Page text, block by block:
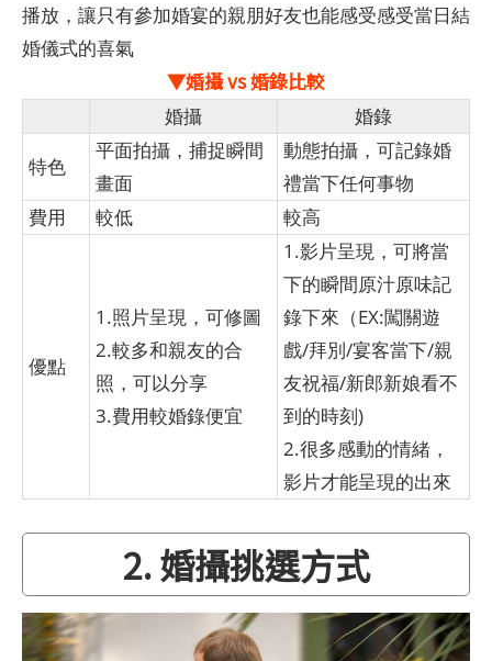
播放，讓只有參加婚宴的親朋好友也能感受感受當日結
婚儀式的喜氣
▼婚攝 vs 婚錄比較
婚攝
婚錄
特色
平面拍攝，捕捉瞬間
畫面
動態拍攝，可記錄婚
禮當下任何事物
費用
較低 較高
優點
1.照片呈現，可修圖
2.較多和親友的合
照，可以分享
3.費用較婚錄便宜
1.影片呈現，可將當
下的瞬間原汁原味記
錄下來（EX:闖關遊
戲/拜別/宴客當下/親
友祝福/新郎新娘看不
到的時刻)
2.很多感動的情緒，
影片才能呈現的出來
2. 婚攝挑選方式